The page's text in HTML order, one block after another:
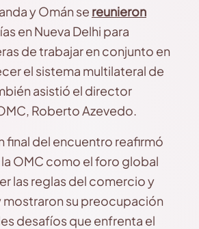
y Omán se reunieron
en Nueva Delhi para
de trabajar en conjunto en
el sistema multilateral de
asistió el director
Roberto Azevedo.
final del encuentro reafirmó
OMC como el foro global
las reglas del comercio y
mostraron su preocupación
desafíos que enfrenta el